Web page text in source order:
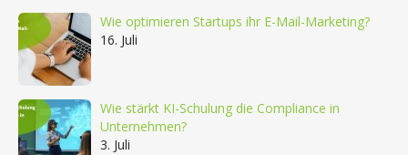
Wie optimieren Startups ihr E-Mail-Marketing?
16. Juli
Wie stärkt KI-Schulung die Compliance in
Unternehmen?
3. Juli